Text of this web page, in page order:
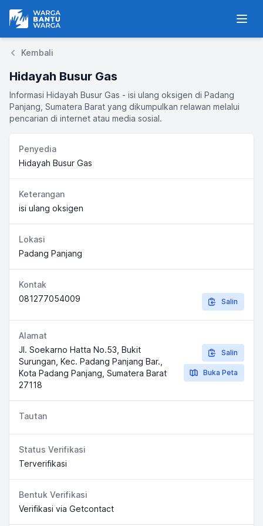
Warga Bantu Warga
Kembali
Hidayah Busur Gas
Informasi Hidayah Busur Gas - isi ulang oksigen di Padang
Panjang, Sumatera Barat yang dikumpulkan relawan melalui
pencarian di internet atau media sosial.
Penyedia
Hidayah Busur Gas
Keterangan
isi ulang oksigen
Lokasi
Padang Panjang
Kontak
081277054009
Salin
Alamat
Jl. Soekarno Hatta No.53, Bukit
Surungan, Kec. Padang Panjang Bar.,
Kota Padang Panjang, Sumatera Barat
27118
Salin
Buka Peta
Tautan
Status Verifikasi
Terverifikasi
Bentuk Verifikasi
Verifikasi via Getcontact